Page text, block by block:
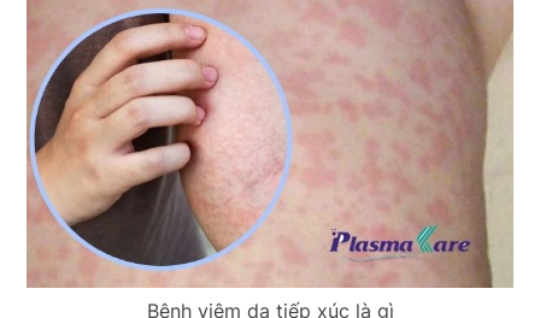
Bệnh viêm da tiếp xúc là gì